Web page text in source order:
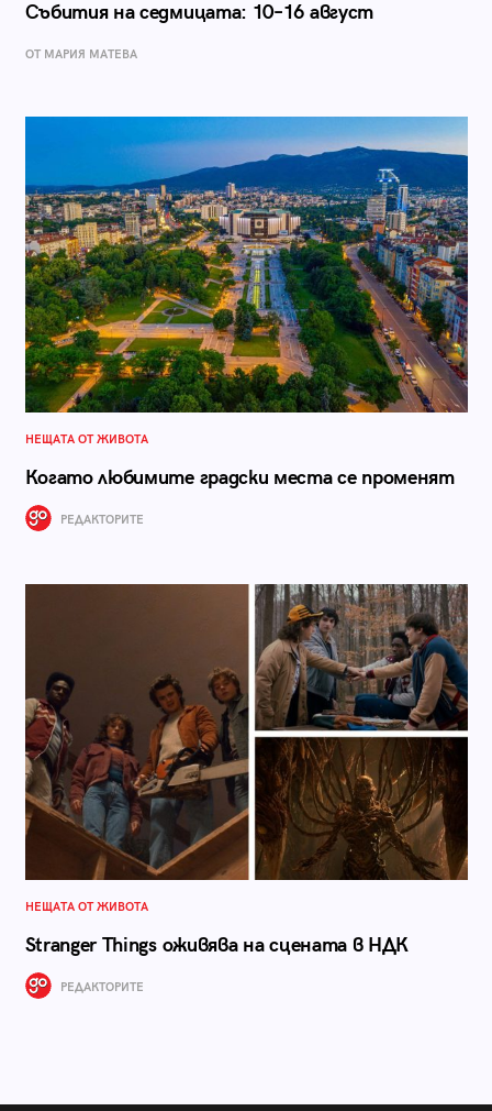
Събития на седмицата: 10–16 август
ОТ МАРИЯ МАТЕВА
НЕЩАТА ОТ ЖИВОТА
Когато любимите градски места се променят
РЕДАКТОРИТЕ
НЕЩАТА ОТ ЖИВОТА
Stranger Things оживява на сцената в НДК
РЕДАКТОРИТЕ